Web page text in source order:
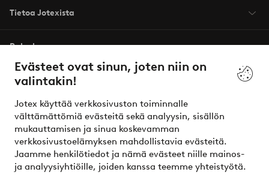
Evästeet ovat sinun, joten niin on
valintakin!
Jotex käyttää verkkosivuston toiminnalle
välttämättömiä evästeitä sekä analyysin, sisällön
mukauttamisen ja sinua koskevamman
verkkosivustoelämyksen mahdollistavia evästeitä.
Jaamme henkilötiedot ja nämä evästeet niille mainos-
ja analyysiyhtiöille, joiden kanssa teemme yhteistyötä.
Tietoa Jotexista
Palvelumme
Ehdot
Ystävät
Turvalliset maksut – maksa nyt tai erissä